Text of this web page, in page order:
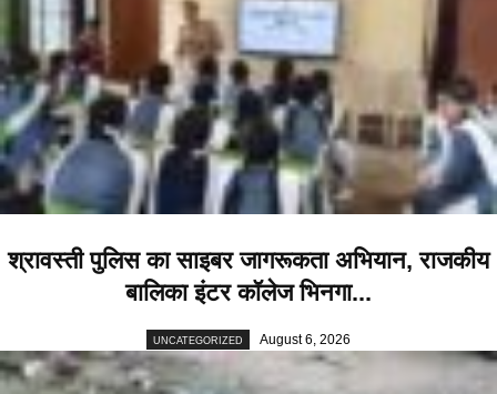
श्रावस्ती पुलिस का साइबर जागरूकता अभियान, राजकीय
बालिका इंटर कॉलेज भिनगा...
UNCATEGORIZED August 6, 2026